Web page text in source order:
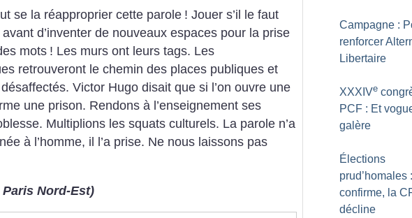
se la réapproprier cette parole ! Jouer s’il le faut
d’inventer de nouveaux espaces pour la prise
mots ! Les murs ont leurs tags. Les
retrouveront le chemin des places publiques et
Victor Hugo disait que si l’on ouvre une
une prison. Rendons à l’enseignement ses
Multiplions les squats culturels. La parole n’a
à l’homme, il l’a prise. Ne nous laissons pas
Nord-Est)
Campagne :
renforcer
Libertaire
XXXIVe
PCF : Et
galère
Élections
prud’homales
confirme, la
décline